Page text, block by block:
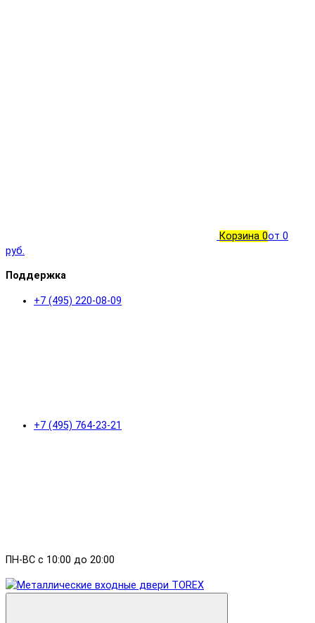
Корзина 0от 0
руб.
Поддержка
+7 (495) 220-08-09
+7 (495) 764-23-21
ПН-ВС с 10:00 до 20:00